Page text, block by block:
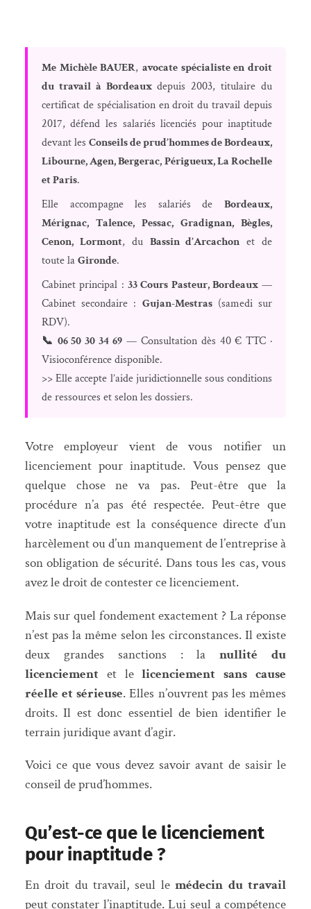
Me Michèle BAUER, avocate spécialiste en droit
du travail à Bordeauxdepuis 2003, titulaire du
certificat de spécialisation en droit du travail depuis
2017, défend les salariés licenciés pour inaptitude
devant les Conseils de prud’hommes de Bordeaux,
Libourne, Agen, Bergerac, Périgueux, La Rochelle
et Paris.
Elle accompagne les salariés deBordeaux,
Mérignac, Talence, Pessac, Gradignan, Bègles,
Cenon, Lormont, du Bassin d’Arcachon et de
toute laGironde.
Cabinet principal : 33 Cours Pasteur, Bordeaux—
Cabinet secondaire : Gujan-Mestras(samedi sur
RDV).
📞 06 50 30 34 69 — Consultation dès 40 € TTC ·
Visioconférence disponible.
>> Elle accepte l’aide juridictionnelle sous conditions
de ressources et selon les dossiers.
Votre employeur vient de vous notifier un
licenciement pour inaptitude. Vous pensez que
quelque chose ne va pas. Peut-être que la
procédure n’a pas été respectée. Peut-être que
votre inaptitude est la conséquence directe d’un
harcèlement ou d’un manquement de l’entreprise à
son obligation de sécurité. Dans tous les cas, vous
avez le droit de contester ce licenciement.
Mais sur quel fondement exactement ? La réponse
n’est pas la même selon les circonstances. Il existe
deux grandes sanctions : lanullité du
licenciement et lelicenciement sans cause
réelle et sérieuse. Elles n’ouvrent pas les mêmes
droits. Il est donc essentiel de bien identifier le
terrain juridique avant d’agir.
Voici ce que vous devez savoir avant de saisir le
conseil de prud’hommes.
Qu’est-ce que le licenciement
pour inaptitude ?
En droit du travail, seul lemédecin du travail
peut constater l’inaptitude. Lui seul a compétence